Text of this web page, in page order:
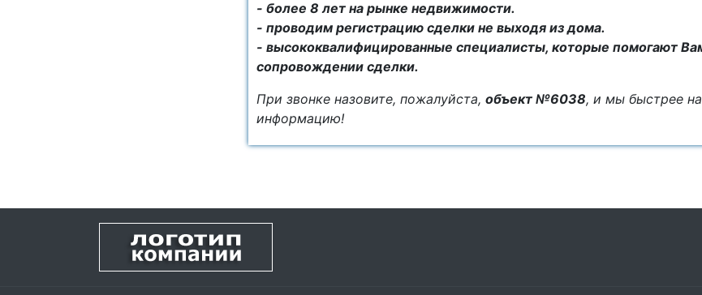
- более 8 лет на рынке недвижимости.
- проводим регистрацию сделки не выходя из дома.
- высококвалифицированные специалисты, которые помогают
сопровождении сделки.
При звонке назовите, пожалуйста, объект №6038, и мы быстрее
информацию!